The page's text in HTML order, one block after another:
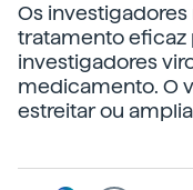
Os
tratamento eficaz
investigadores
medicamento. O
estreitar ou